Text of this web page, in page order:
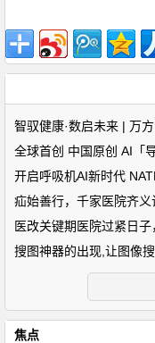
智驭健康·数启未来 | 万
全球首创 中国原创 AI「
开启呼吸机AI新时代
疝始善行，千家医院齐
医改关键期医院过紧日
搜图神器的出现,让图像
焦点